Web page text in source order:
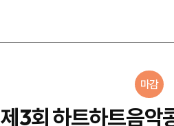
마감
제3회 하트하트음악